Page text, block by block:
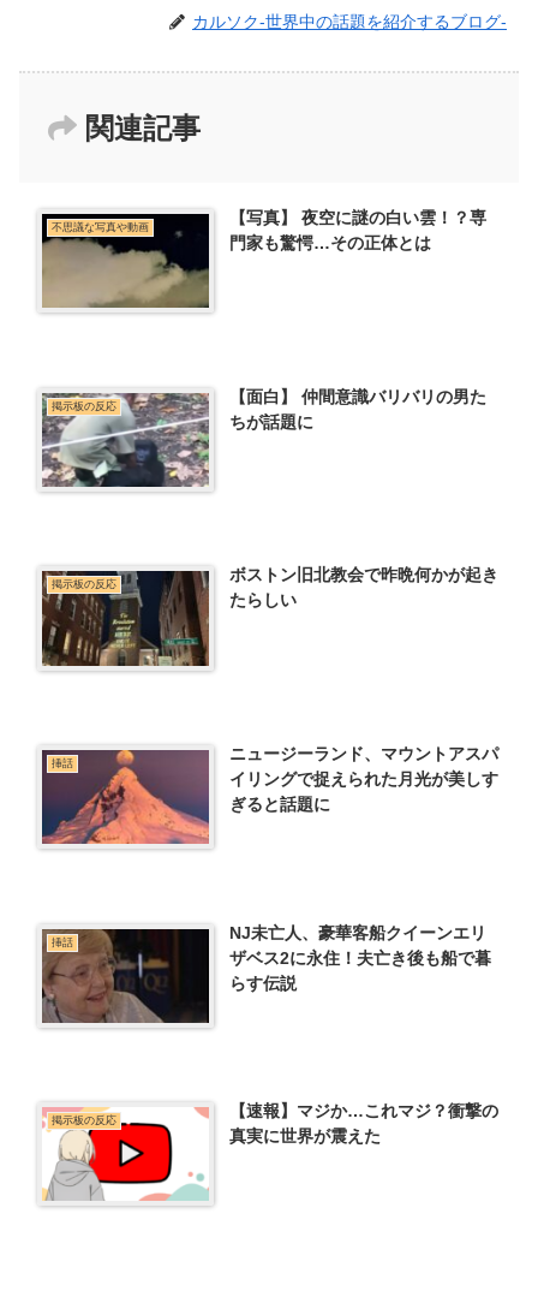
カルソク-世界中の話題を紹介するブログ-
関連記事
不思議な写真や動画
【写真】 夜空に謎の白い雲！？専
門家も驚愕…その正体とは
掲示板の反応
【面白】 仲間意識バリバリの男た
ちが話題に
掲示板の反応
ボストン旧北教会で昨晩何かが起き
たらしい
挿話
ニュージーランド、マウントアスパ
イリングで捉えられた月光が美しす
ぎると話題に
挿話
NJ未亡人、豪華客船クイーンエリ
ザベス2に永住！夫亡き後も船で暮
らす伝説
掲示板の反応
【速報】マジか…これマジ？衝撃の
真実に世界が震えた